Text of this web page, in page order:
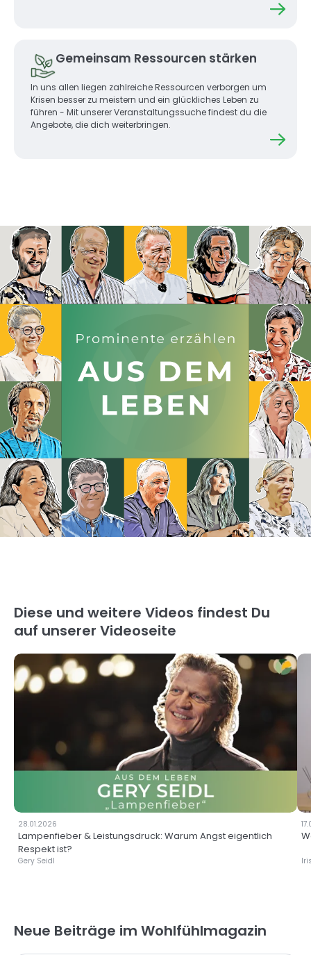
Gemeinsam Ressourcen stärken
In uns allen liegen zahlreiche Ressourcen verborgen um
Krisen besser zu meistern und ein glückliches Leben zu
führen - Mit unserer Veranstaltungssuche findest du die
Angebote, die dich weiterbringen.
Diese und weitere Videos findest Du
auf unserer Videoseite
FEATURED
28.01.2026
Lampenfieber & Leistungsdruck: Warum Angst eigentlich
Respekt ist?
Gery Seidl
Neue Beiträge im Wohlfühlmagazin